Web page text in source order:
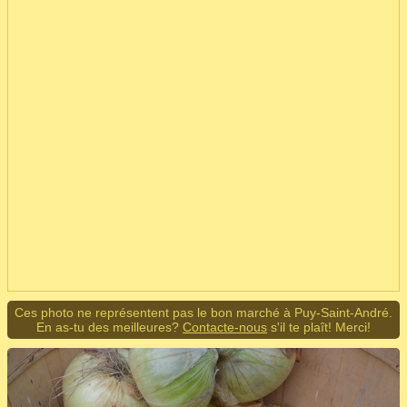
Ces photo ne représentent pas le bon marché à Puy-Saint-André.
En as-tu des meilleures? Contacte-nous s'il te plaît! Merci!